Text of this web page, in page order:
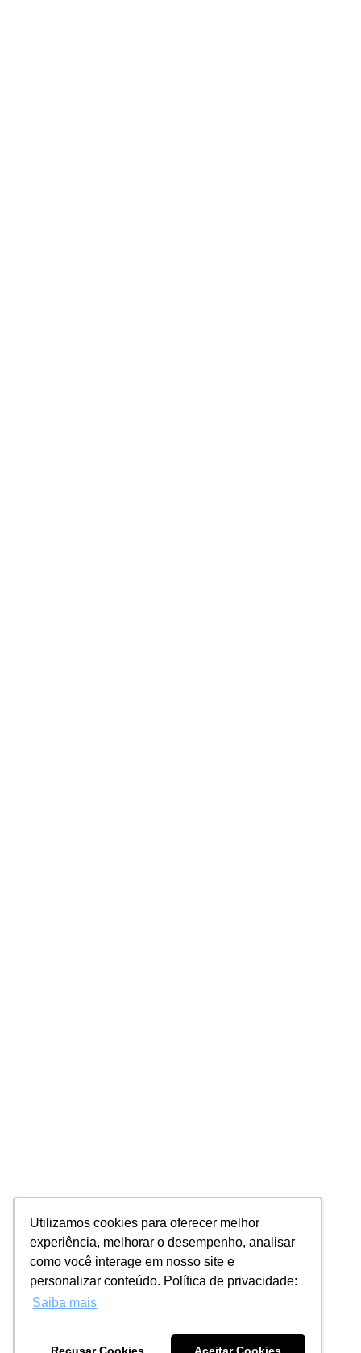
Utilizamos cookies para oferecer melhor
experiência, melhorar o desempenho, analisar
como você interage em nosso site e
personalizar conteúdo. Política de privacidade:
Saiba mais